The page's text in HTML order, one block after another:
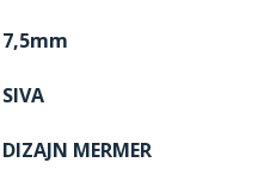
7,5mm
SIVA
DIZAJN MERMER